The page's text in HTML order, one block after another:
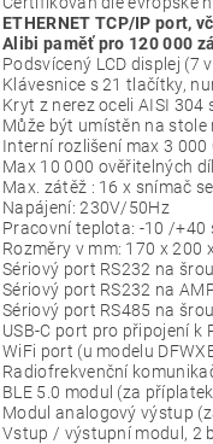
ETHERNET TCP/IP port,
Alibi paměť pro 120 000
Podsvícený LCD displej
Klávesnice s 21 tlačítky,
Kryt z nerez oceli AISI 304
Může být umístěn na
Interní rozlišení max 3 000
Max 10 000 ověřitelných
Max. zátěž : 16 x snímač
Napájení: 230V/50Hz
Pracovní teplota: -10 /+40
Rozměry v mm: 170 x 200
Sériový port RS232 na
Sériový port RS232 na
Sériový port RS485 na
USB-C port pro připojení k
WiFi port (u modelu
Radiofrekvenční
BLE 5.0 modul (za
Modul analogový výstup
Vstup / výstupní modul, 2